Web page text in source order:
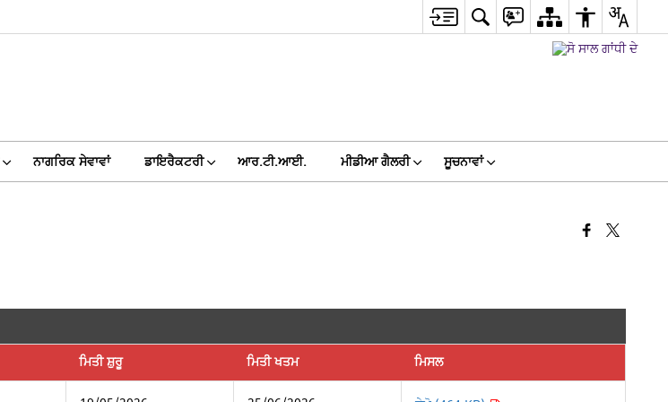
ਨਾਗਰਿਕ ਸੇਵਾਵਾਂ ਡਾਇਰੈਕਟਰੀ ਆਰ.ਟੀ.ਆਈ. ਮੀਡੀਆ ਗੈਲਰੀ ਸੂਚਨਾਵਾਂ
ਮਿਤੀ ਸ਼ੁਰੂ ਮਿਤੀ ਖਤਮ ਮਿਸਲ